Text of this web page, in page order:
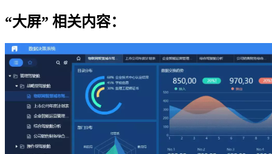
“大屏” 相关内容：